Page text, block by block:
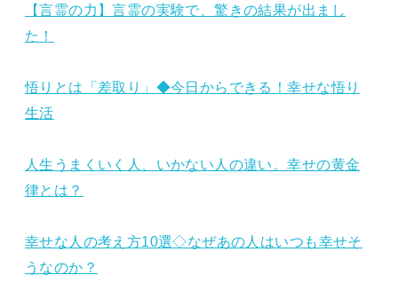
【言霊の力】言霊の実験で、驚きの結果が出まし
た！
悟りとは「差取り」◆今日からできる！幸せな悟り
生活
人生うまくいく人、いかない人の違い。幸せの黄金
律とは？
幸せな人の考え方10選◇なぜあの人はいつも幸せそ
うなのか？